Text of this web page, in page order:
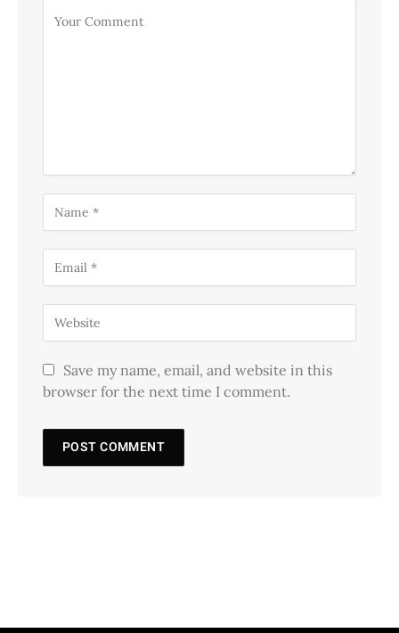
Save my name, email, and website in this
browser for the next time I comment.